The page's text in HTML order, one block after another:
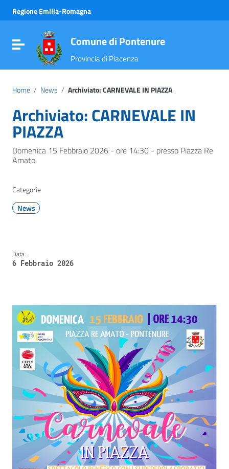
Vai al menu di navigazione
Vai al footer
Regione Emilia-Romagna
Attiva / disattiva la navigazione
Comune di Pontenure
Provincia di Piacenza
Home / News / Archiviato: CARNEVALE IN PIAZZA
Archiviato: CARNEVALE IN
PIAZZA
Domenica 15 Febbraio 2026 - ore 14:30 - presso Piazza Re
Amato
Categorie
News
Data:
6 Febbraio 2026